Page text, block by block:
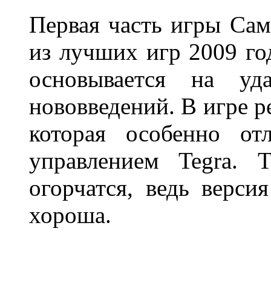
Первая часть игры
из лучших игр 2009
основывается на
нововведений. В игре
которая особенно
управлением Tegra.
огорчатся, ведь
хороша.